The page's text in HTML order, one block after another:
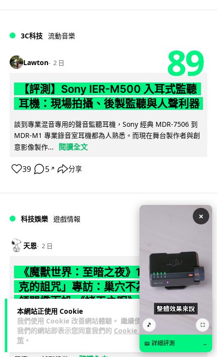
本網站正使用 Cookie
我們使用 Cookie 改善網站體驗。 繼續使用
我們的網站即表示您同意我們的 Cookie 政
策 。
3C科技 流動音樂
Lawton 2 日 89
【評測】Sony IER-M500 入耳式監聽
耳機：現場拍攝、後製監聽與人聲利器
談到專業混音專用的聲音監聽耳機，Sony 經典 MDR-7506 到
MDR-M1 專業錄音室耳機都為人熟悉。而現在舞台製作者與創
意影像製作...
閱讀全文
39 5 ↗ 分享
科技娛樂 遊戲情報
天恩 2 日
《魔獸世界：至暗之夜》12.1 「烏拉特
克的詛咒」專訪：巢穴不為提高世界首
領門檻而設 《諸王之眠》縮短約 10 分
鐘
《魔獸世界：至暗之夜》版本更新 12.1「烏拉特克的詛咒」將
於 8 月 13 日正式上線，帶來全新區域「盤蛇島」、地城「毒牙
×
🎵 ⛶
📖 詳細評測 →